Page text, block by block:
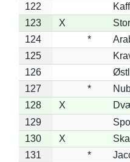
122
123
X
124
*
125
126
127
*
128
X
129
130
X
131
*